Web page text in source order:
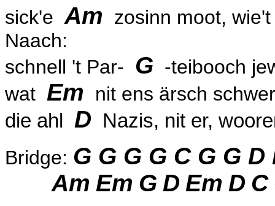
sick'e Am zosinn moot,
Naach:
schnell 't Par- G -teibooch
wat Em nit ens ärsch
die ahl D Nazis, nit er,
Bridge: G G G G C G G
Am Em G D Em D C